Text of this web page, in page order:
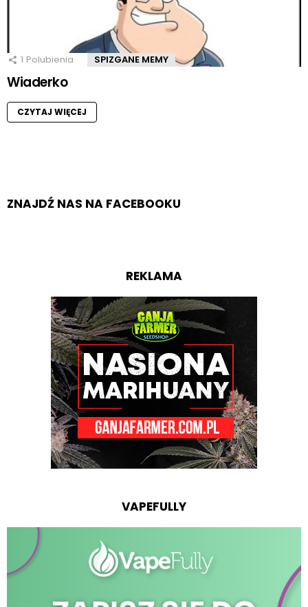
1 Polubienia SPIZGANE MEMY
Wiaderko
CZYTAJ WIĘCEJ
ZNAJDŹ NAS NA FACEBOOKU
REKLAMA
VAPEFULLY